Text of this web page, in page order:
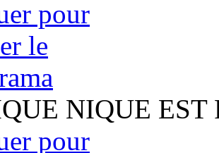
NIQUE EST